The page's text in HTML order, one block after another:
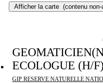
Afficher la carte (contenu
ECOLOGUE (H/F)
GIP RESERVE NATURELLE